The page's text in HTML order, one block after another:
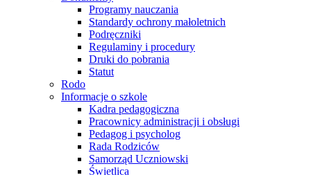
Programy nauczania
Standardy ochrony małoletnich
Podręczniki
Regulaminy i procedury
Druki do pobrania
Statut
Rodo
Informacje o szkole
Kadra pedagogiczna
Pracownicy administracji i obsługi
Pedagog i psycholog
Rada Rodziców
Samorząd Uczniowski
Świetlica